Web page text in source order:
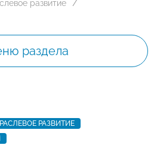
развитие
раздела
РАЗВИТИЕ